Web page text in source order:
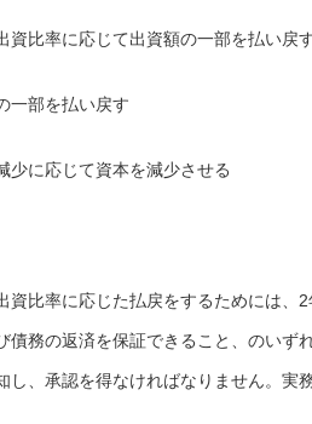
資比率に応じて出資額の一部を払い戻
一部を払い戻す
少に応じて資本を減少させる
資比率に応じた払戻をするためには、
債務の返済を保証できること、のい
し、承認を得なければなりません。実